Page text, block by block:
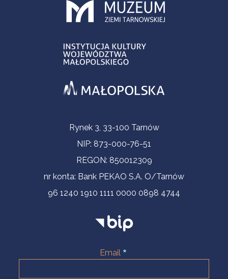
Informacje kontaktoweRynek 3, 33-100 Tarnów
NIP: 873-000-76-51
REGON: 850012309
nr konta: Bank PEKAO S.A. O/Tarnów
96 1240 1910 1111 0000 0898 4744
Email